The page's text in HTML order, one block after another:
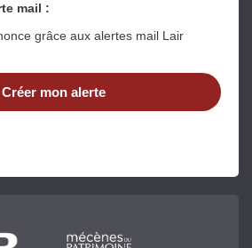
mail :
grâce aux alertes mail Lair
Créer mon alerte